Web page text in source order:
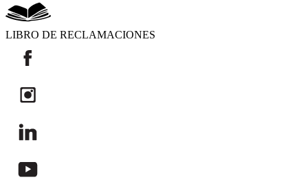
LIBRO DE RECLAMACIONES